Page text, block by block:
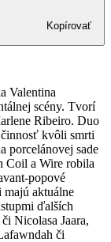
Kopírovať
Valentina
scény. Tvorí
Ribeiro. Duo
kvôli smrti
porcelánovej sade
Coil a Wire robila
popové
majú aktuálne
ďalších
Nicolasa Jaara,
či